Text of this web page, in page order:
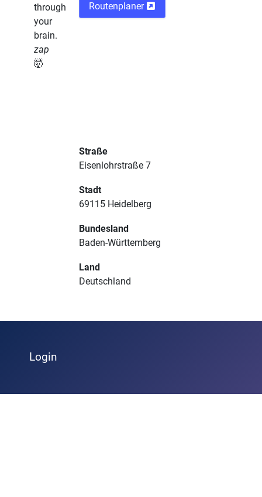
through
your
brain.
zap
🤯
Routenplaner
Straße
Eisenlohrstraße 7
Stadt
69115 Heidelberg
Bundesland
Baden-Württemberg
Land
Deutschland
Login